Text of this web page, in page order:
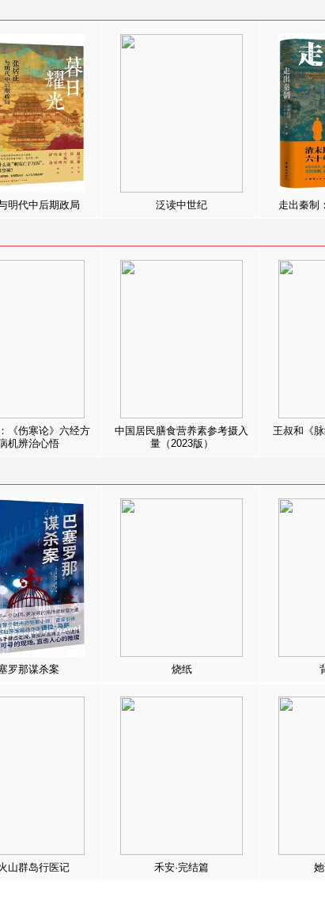
明代中后期政局 泛读中世纪 走出秦制
《伤寒论》六经方
机辨治心悟
中国居民膳食营养素参考摄入
量（2023版）
王叔和《
罗那谋杀案 烧纸
山群岛行医记 禾安·完结篇